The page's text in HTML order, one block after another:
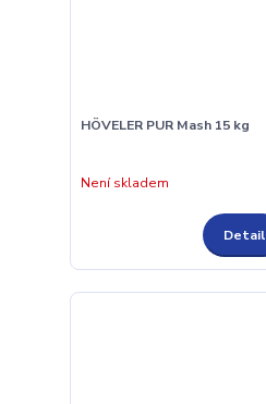
HÖVELER PUR Mash 15 kg
Není skladem
Detail